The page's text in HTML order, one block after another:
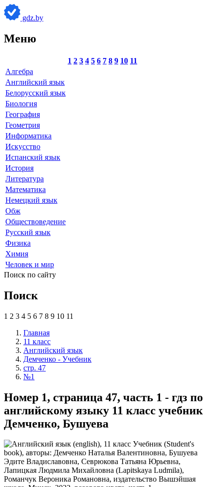
gdz.by
Меню
1 2 3 4 5 6 7 8 9 10 11
Алгебра
Английский язык
Белорусский язык
Биология
География
Геометрия
Информатика
Искусство
Испанский язык
История
Литература
Математика
Немецкий язык
Обж
Обществоведение
Русский язык
Физика
Химия
Человек и мир
Поиск по сайту
Поиск
1 2 3 4 5 6 7 8 9 10 11
Главная
11 класс
Английский язык
Демченко - Учебник
стр. 47
№1
Номер 1, страница 47, часть 1 - гдз по
английскому языку 11 класс учебник
Демченко, Бушуева